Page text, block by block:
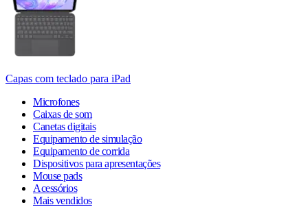
Capas com teclado para iPad
Microfones
Caixas de som
Canetas digitais
Equipamento de simulação
Equipamento de corrida
Dispositivos para apresentações
Mouse pads
Acessórios
Mais vendidos